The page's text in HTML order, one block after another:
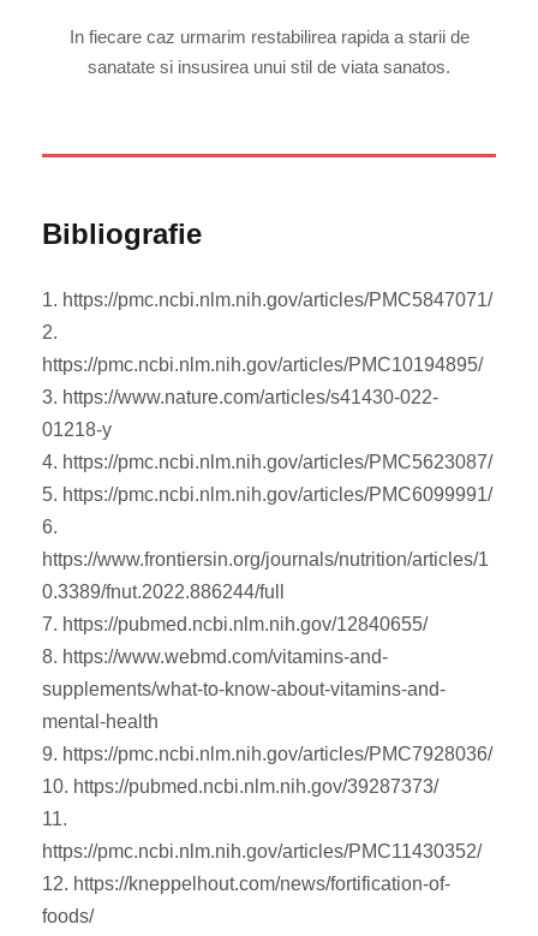
In fiecare caz urmarim restabilirea rapida a starii de
sanatate si insusirea unui stil de viata sanatos.
Bibliografie
1. https://pmc.ncbi.nlm.nih.gov/articles/PMC5847071/
2.
https://pmc.ncbi.nlm.nih.gov/articles/PMC10194895/
3. https://www.nature.com/articles/s41430-022-
01218-y
4. https://pmc.ncbi.nlm.nih.gov/articles/PMC5623087/
5. https://pmc.ncbi.nlm.nih.gov/articles/PMC6099991/
6.
https://www.frontiersin.org/journals/nutrition/articles/1
0.3389/fnut.2022.886244/full
7. https://pubmed.ncbi.nlm.nih.gov/12840655/
8. https://www.webmd.com/vitamins-and-
supplements/what-to-know-about-vitamins-and-
mental-health
9. https://pmc.ncbi.nlm.nih.gov/articles/PMC7928036/
10. https://pubmed.ncbi.nlm.nih.gov/39287373/
11.
https://pmc.ncbi.nlm.nih.gov/articles/PMC11430352/
12. https://kneppelhout.com/news/fortification-of-
foods/